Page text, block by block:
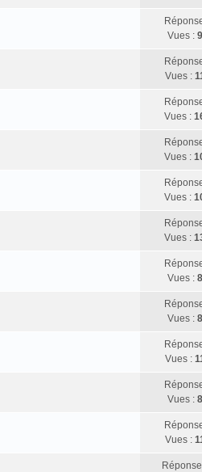
Vues :
Vues :
Vues :
Vues :
Vues :
Vues :
Vues :
Vues :
Vues :
Vues :
Vues :